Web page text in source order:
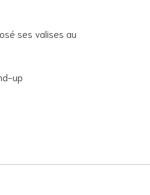
ses valises au
up